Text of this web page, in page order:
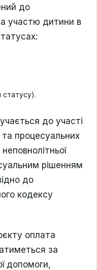
до
участю дитини в
статусу).
до участі
та процесуальних
рішенням
до
кодексу
оплата
за
допомоги,